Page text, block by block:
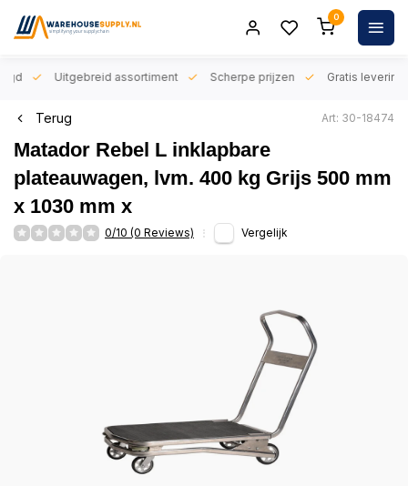
0
Uitgebreid assortiment Scherpe prijzen Gratis levering
Terug Art: 30-18474
Matador Rebel L inklapbare
plateauwagen, lvm. 400 kg Grijs 500 mm
x 1030 mm x
0/10 (0 Reviews) Vergelijk